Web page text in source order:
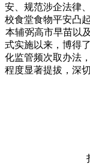
安、规范涉企法律
校食堂食物平安凸
本辅弼高市早苗以
式实施以来，博得
化监管频次取办法
程度显著提拔，深